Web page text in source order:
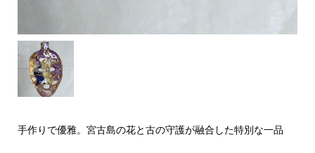
手作りで優雅。宮古島の花と古の守護が融合した特別な一品